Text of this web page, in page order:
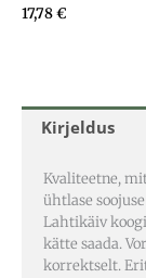
Kirjeldus
Kvaliteetne,
ühtlase
Lahtikäiv
kätte saada.
korrektselt.
17,78€